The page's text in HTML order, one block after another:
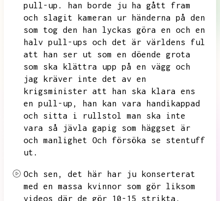
pull-up.
han borde ju ha gått fram
och slagit kameran ur händerna på den
som tog den han lyckas göra en och en
halv pull-ups och det är världens ful
att han ser ut som en döende grota
som ska klättra upp på en vägg och
jag kräver inte det av en
krigsminister att han ska klara ens
en pull-up,
han kan vara handikappad
och sitta i rullstol man ska inte
vara så jävla gapig som häggset är
och manlighet Och försöka se stentuff
ut.
Och sen,
det här har ju konserterat
med en massa kvinnor som gör liksom
videos där de gör 10-15 strikta,